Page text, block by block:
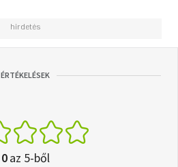
ÉRTÉKELÉSEK
0az 5-ből